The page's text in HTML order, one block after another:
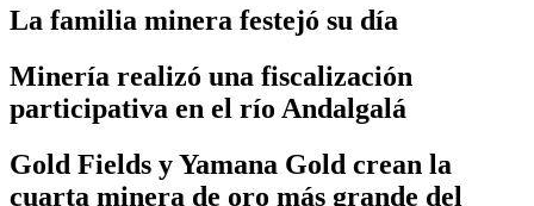
La familia minera festejó su día
Minería realizó una fiscalización
participativa en el río Andalgalá
Gold Fields y Yamana Gold crean la
cuarta minera de oro más grande del